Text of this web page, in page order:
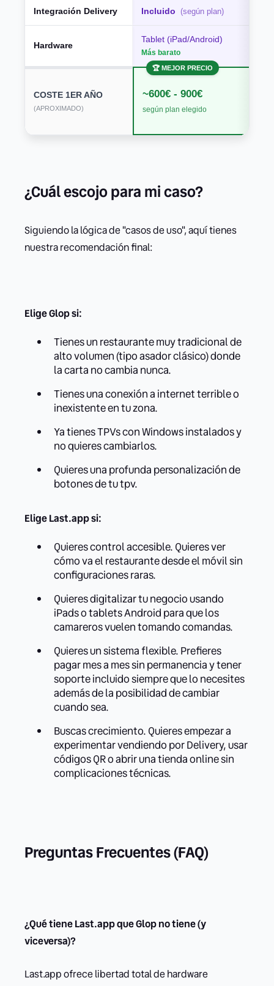
Integración Delivery Incluido (según plan)
Hardware
Tablet (iPad/Android)
Más barato
COSTE 1ER AÑO
(APROXIMADO)
🏆 MEJOR PRECIO
~600€ - 900€
según plan elegido
¿Cuál escojo para mi caso?
Siguiendo la lógica de "casos de uso", aquí tienes
nuestra recomendación final:
Elige Glop si:
Tienes un restaurante muy tradicional de
alto volumen (tipo asador clásico) donde
la carta no cambia nunca.
Tienes una conexión a internet terrible o
inexistente en tu zona.
Ya tienes TPVs con Windows instalados y
no quieres cambiarlos.
Quieres una profunda personalización de
botones de tu tpv.
Elige Last.app si:
Quieres control accesible. Quieres ver
cómo va el restaurante desde el móvil sin
configuraciones raras.
Quieres digitalizar tu negocio usando
iPads o tablets Android para que los
camareros vuelen tomando comandas.
Quieres un sistema flexible. Prefieres
pagar mes a mes sin permanencia y tener
soporte incluido siempre que lo necesites
además de la posibilidad de cambiar
cuando sea.
Buscas crecimiento. Quieres empezar a
experimentar vendiendo por Delivery, usar
códigos QR o abrir una tienda online sin
complicaciones técnicas.
Preguntas Frecuentes (FAQ)
¿Qué tiene Last.app que Glop no tiene (y
viceversa)?
Last.app ofrece libertad total de hardware